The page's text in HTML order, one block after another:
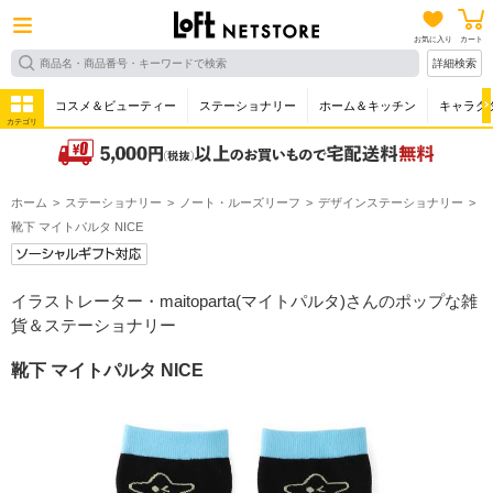
お気に入り カート
詳細検索
カテゴリ
コスメ＆ビューティー ステーショナリー ホーム＆キッチン キャラク
ホーム ステーショナリー ノート・ルーズリーフ
デザインステーショナリー
靴下 マイトパルタ NICE
イラストレーター・maitoparta(マイトパルタ)さんのポップな雑
貨＆ステーショナリー
靴下 マイトパルタ NICE